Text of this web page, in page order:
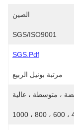
الصين
SGS/ISO9001
SGS.pdf
مرتبة بونيل الربيع
، متوسطة ، عالية